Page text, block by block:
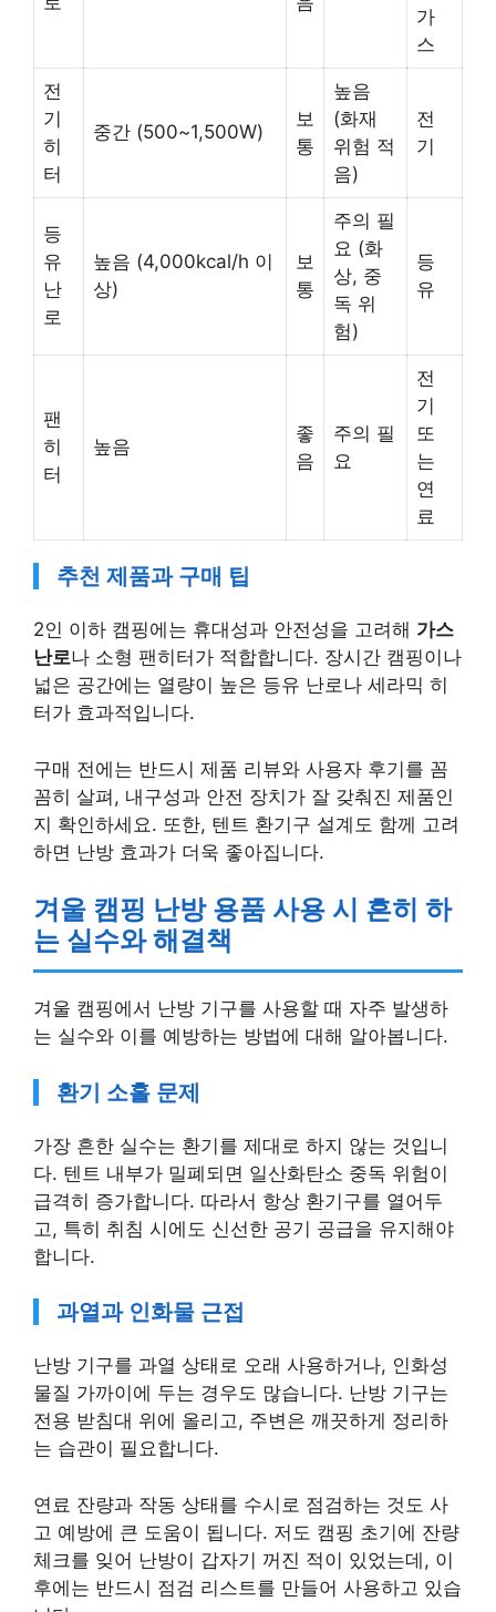
스
전
기
히
터
통
높음
(화재
위험 적
음)
기
유
난
로
상)
통
주의 필
요 (화
상, 중
독 위
험)
유
히
터
음
요
전
기
또
는
연
료
추천 제품과 구매 팁
난로 나 소형 팬히터가 적합합니다. 장시간 캠핑이나
넓은 공간에는 열량이 높은 등유 난로나 세라믹 히
터가 효과적입니다.
꼼히 살펴, 내구성과 안전 장치가 잘 갖춰진 제품인
지 확인하세요. 또한, 텐트 환기구 설계도 함께 고려
하면 난방 효과가 더욱 좋아집니다.
겨울 캠핑 난방 용품 사용 시 흔히 하
는 실수와 해결책
는 실수와 이를 예방하는 방법에 대해 알아봅니다.
환기 소홀 문제
다. 텐트 내부가 밀폐되면 일산화탄소 중독 위험이
급격히 증가합니다. 따라서 항상 환기구를 열어두
고, 특히 취침 시에도 신선한 공기 공급을 유지해야
합니다.
과열과 인화물 근접
물질 가까이에 두는 경우도 많습니다. 난방 기구는
전용 받침대 위에 올리고, 주변은 깨끗하게 정리하
는 습관이 필요합니다.
고 예방에 큰 도움이 됩니다. 저도 캠핑 초기에 잔량
체크를 잊어 난방이 갑자기 꺼진 적이 있었는데, 이
후에는 반드시 점검 리스트를 만들어 사용하고 있습
니다.